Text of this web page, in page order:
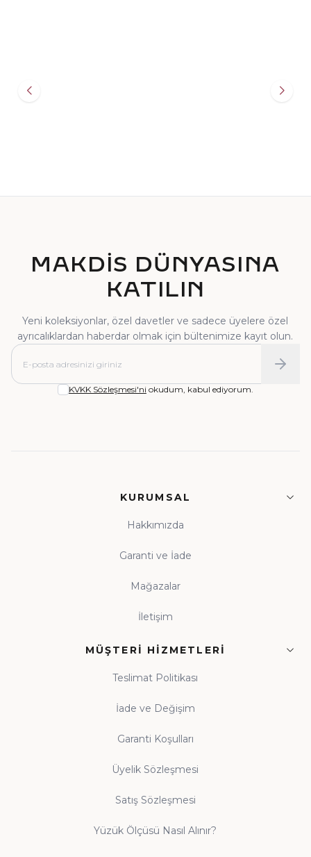
MAKDİS DÜNYASINA
KATILIN
Yeni koleksiyonlar, özel davetler ve sadece üyelere özel
ayrıcalıklardan haberdar olmak için bültenimize kayıt olun.
KVKK Sözleşmesi'ni okudum, kabul ediyorum.
KURUMSAL
Hakkımızda
Garanti ve İade
Mağazalar
İletişim
MÜŞTERI HIZMETLERI
Teslimat Politikası
İade ve Değişim
Garanti Koşulları
Üyelik Sözleşmesi
Satış Sözleşmesi
Yüzük Ölçüsü Nasıl Alınır?